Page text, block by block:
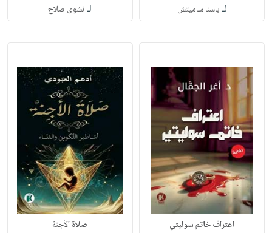
لـ ياسنا ساميتش لـ نشوى صلاح
اعتراف خاتم سوليتي صلاة الأجنة